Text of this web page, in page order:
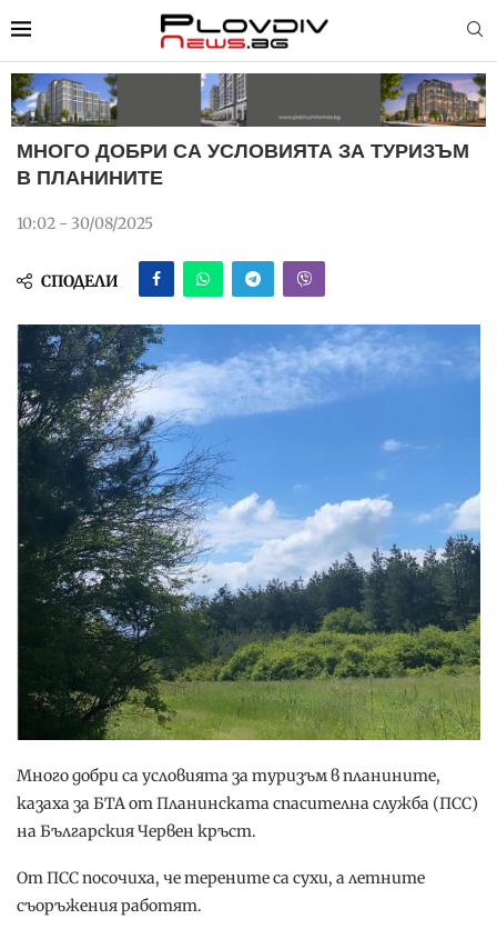
МНОГО ДОБРИ СА УСЛОВИЯТА ЗА ТУРИЗЪМ
В ПЛАНИНИТЕ
10:02 - 30/08/2025
СПОДЕЛИ
Много добри са условията за туризъм в планините,
казаха за БТА от Планинската спасителна служба (ПСС)
на Българския Червен кръст.
От ПСС посочиха, че терените са сухи, а летните
съоръжения работят.